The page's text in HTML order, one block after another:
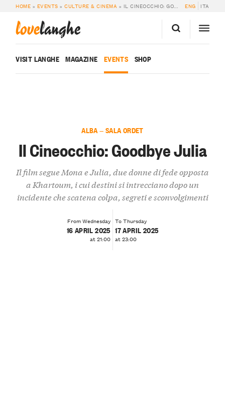
HOME » EVENTS »CULTURE & CINEMA » IL CINEOCCHIO: GOODBYE JULIA ENG ITA
lovelanghe
VISIT LANGHE MAGAZINE EVENTS SHOP
ALBA — SALA ORDET
Il Cineocchio: Goodbye Julia
Il film segue Mona e Julia, due donne di fede opposta
a Khartoum, i cui destini si intrecciano dopo un
incidente che scatena colpa, segreti e sconvolgimenti
From Wednesday
16 APRIL 2025
at 21:00
To Thursday
17 APRIL 2025
at 23:00